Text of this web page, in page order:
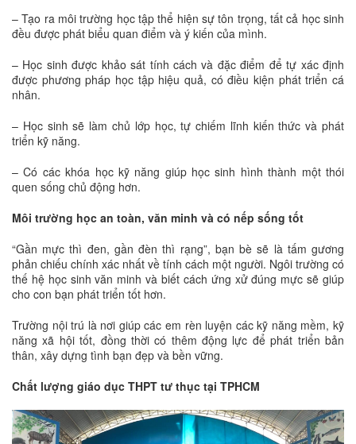
– Tạo ra môi trường học tập thể hiện sự tôn trọng, tất cả học sinh
đều được phát biểu quan điểm và ý kiến của mình.
– Học sinh được khảo sát tính cách và đặc điểm để tự xác định
được phương pháp học tập hiệu quả, có điều kiện phát triển cá
nhân.
– Học sinh sẽ làm chủ lớp học, tự chiếm lĩnh kiến thức và phát
triển kỹ năng.
– Có các khóa học kỹ năng giúp học sinh hình thành một thói
quen sống chủ động hơn.
Môi trường học an toàn, văn minh và có nếp sống tốt
“Gần mực thì đen, gần đèn thì rạng”, bạn bè sẽ là tấm gương
phản chiếu chính xác nhất về tính cách một người. Ngôi trường có
thế hệ học sinh văn minh và biết cách ứng xử đúng mực sẽ giúp
cho con bạn phát triển tốt hơn.
Trường nội trú là nơi giúp các em rèn luyện các kỹ năng mềm, kỹ
năng xã hội tốt, đồng thời có thêm động lực để phát triển bản
thân, xây dựng tình bạn đẹp và bền vững.
Chất lượng giáo dục THPT tư thục tại TPHCM